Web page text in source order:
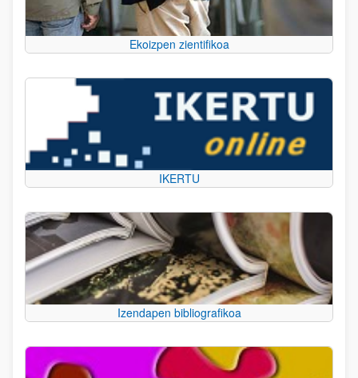
Ekoizpen zientifikoa
IKERTU
Izendapen bibliografikoa